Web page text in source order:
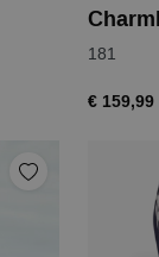
181
€ 159,99